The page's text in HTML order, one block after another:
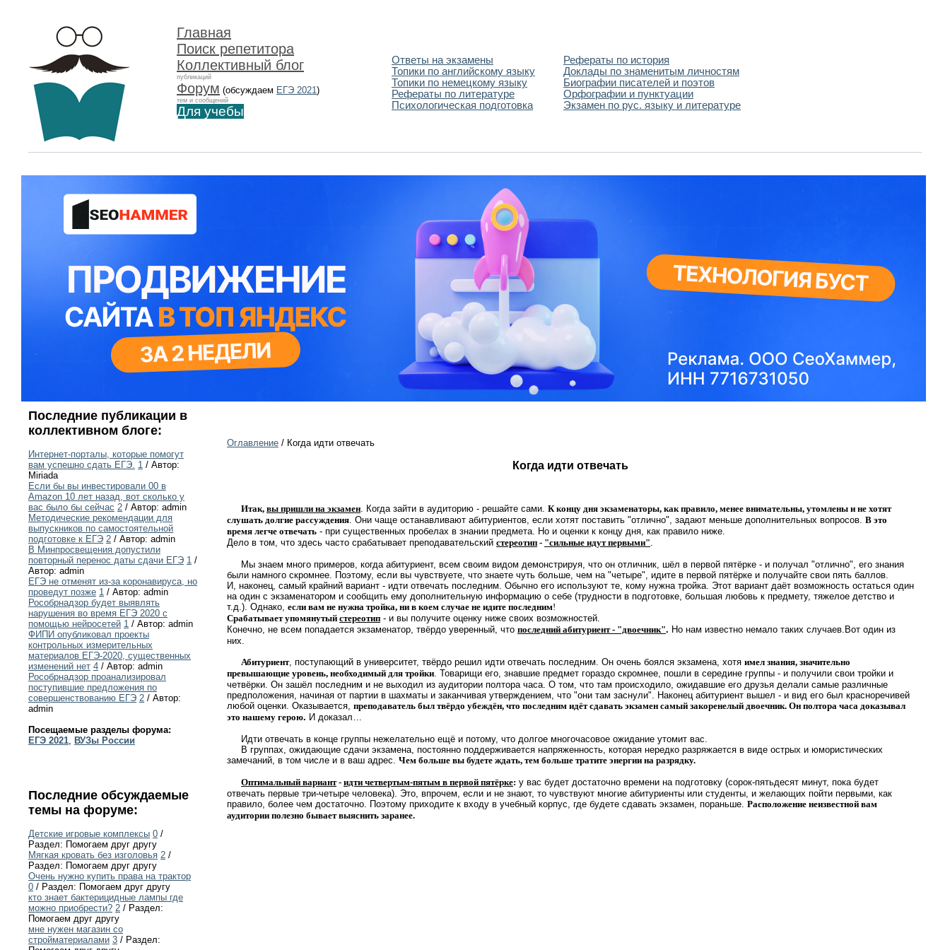
Главная
Поиск репетитора
Коллективный блог
публикаций
Форум (обсуждаем ЕГЭ 2021)
тем и сообщений
Для учебы
Ответы на экзамены
Топики по английскому языку
Топики по немецкому языку
Рефераты по литературе
Психологическая подготовка
Рефераты по история
Доклады по знаменитым личностям
Биографии писателей и поэтов
Орфографии и пунктуации
Экзамен по рус. языку и литературе
Последние публикации в
коллективном блоге:
Интернет-порталы, которые помогут
вам успешно сдать ЕГЭ. 1 / Автор:
Miriada
Если бы вы инвестировали 00 в
Amazon 10 лет назад, вот сколько у
вас было бы сейчас 2 / Автор: admin
Методические рекомендации для
выпускников по самостоятельной
подготовке к ЕГЭ 2 / Автор: admin
В Минпросвещения допустили
повторный перенос даты сдачи ЕГЭ 1 /
Автор: admin
ЕГЭ не отменят из-за коронавируса, но
проведут позже 1 / Автор: admin
Рособрнадзор будет выявлять
нарушения во время ЕГЭ 2020 с
помощью нейросетей 1 / Автор: admin
ФИПИ опубликовал проекты
контрольных измерительных
материалов ЕГЭ-2020, существенных
изменений нет 4 / Автор: admin
Рособрнадзор проанализировал
поступившие предложения по
совершенствованию ЕГЭ 2 / Автор:
admin
Посещаемые разделы форума:
ЕГЭ 2021, ВУЗы России
Последние обсуждаемые
темы на форуме:
Детские игровые комплексы 0 /
Раздел: Помогаем друг другу
Мягкая кровать без изголовья 2 /
Раздел: Помогаем друг другу
Очень нужно купить права на трактор
0 / Раздел: Помогаем друг другу
кто знает бактерицидные лампы где
можно приобрести? 2 / Раздел:
Помогаем друг другу
мне нужен магазин со
стройматериалами 3 / Раздел:
Оглавление / Когда идти отвечать
Когда идти отвечать
Итак, вы пришли на экзамен . Когда зайти в аудиторию - решайте сами. К концу дня экзаменаторы, как правило, менее внимательны, утомлены и не хотят
слушать долгие рассуждения . Они чаще останавливают абитуриентов, если хотят поставить "отлично", задают меньше дополнительных вопросов. В это
время легче отвечать - при существенных пробелах в знании предмета. Но и оценки к концу дня, как правило ниже.
Дело в том, что здесь часто срабатывает преподавательский стереотип - "сильные идут первыми"
Мы знаем много примеров, когда абитуриент, всем своим видом демонстрируя, что он отличник, шёл в первой пятёрке - и получал "отлично", его знания
были намного скромнее. Поэтому, если вы чувствуете, что знаете чуть больше, чем на "четыре", идите в первой пятёрке и получайте свои пять баллов.
И, наконец, самый крайний вариант - идти отвечать последним. Обычно его используют те, кому нужна тройка. Этот вариант даёт возможность остаться один
на один с экзаменатором и сообщить ему дополнительную информацию о себе (трудности в подготовке, большая любовь к предмету, тяжелое детство и
т.д.). Однако, если вам не нужна тройка, ни в коем случае не идите последним!
Срабатывает упомянутый стереотип - и вы получите оценку ниже своих возможностей.
Конечно, не всем попадается экзаменатор, твёрдо уверенный, что последний абитуриент - "двоечник". Но нам известно немало таких случаев.Вот один из
них.
Абитуриент, поступающий в университет, твёрдо решил идти отвечать последним. Он очень боялся экзамена, хотя имел знания, значительно
превышающие уровень, необходимый для тройки . Товарищи его, знавшие предмет гораздо скромнее, пошли в середине группы - и получили свои тройки и
четвёрки. Он зашёл последним и не выходил из аудитории полтора часа. О том, что там происходило, ожидавшие его друзья делали самые различные
предположения, начиная от партии в шахматы и заканчивая утверждением, что "они там заснули". Наконец абитуриент вышел - и вид его был красноречивей
любой оценки. Оказывается, преподаватель был твёрдо убеждён, что последним идёт сдавать экзамен самый закоренелый двоечник. Он полтора часа доказывал
это нашему герою. И доказал…
Идти отвечать в конце группы нежелательно ещё и потому, что долгое многочасовое ожидание утомит вас.
В группах, ожидающие сдачи экзамена, постоянно поддерживается напряженность, которая нередко разряжается в виде острых и юмористических
замечаний, в том числе и в ваш адрес. Чем больше вы будете ждать, тем больше тратите энергии на разрядку.
Оптимальный вариант- идти четвертым-пятым в первой пятёрке: у вас будет достаточно времени на подготовку (сорок-пятьдесят минут, пока будет
отвечать первые три-четыре человека). Это, впрочем, если и не знают, то чувствуют многие абитуриенты или студенты, и желающих пойти первыми, как
правило, более чем достаточно. Поэтому приходите к входу в учебный корпус, где будете сдавать экзамен, пораньше. Расположение неизвестной вам
аудитории полезно бывает выяснить заранее.